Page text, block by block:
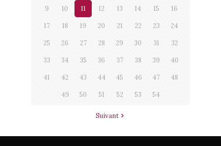
9 10 11 12 13 14 15 16
17 18 19 20 21 22 23 24
25 26 27 28 29 30 31 32
33 34 35 36 37 38 39 40
41 42 43 44 45 46 47 48
49 50 51 52 53 54
Suivant